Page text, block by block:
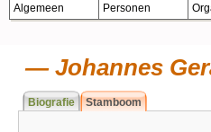
Algemeen Personen
Johannes
Biografie Stamboom